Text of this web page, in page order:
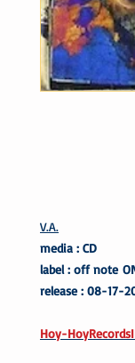
V.A.
media : CD
label : off note
release : 08-17-
Hoy-